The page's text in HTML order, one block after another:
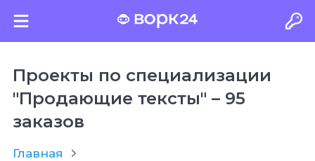
Проекты по специализации
"Продающие тексты" – 95
заказов
Главная